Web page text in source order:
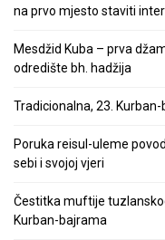
na prvo mjesto staviti
Mesdžid Kuba – prva
odredište bh. hadžija
Tradicionalna, 23.
Poruka reisul-uleme
sebi i svojoj vjeri
Čestitka muftije
Kurban-bajrama